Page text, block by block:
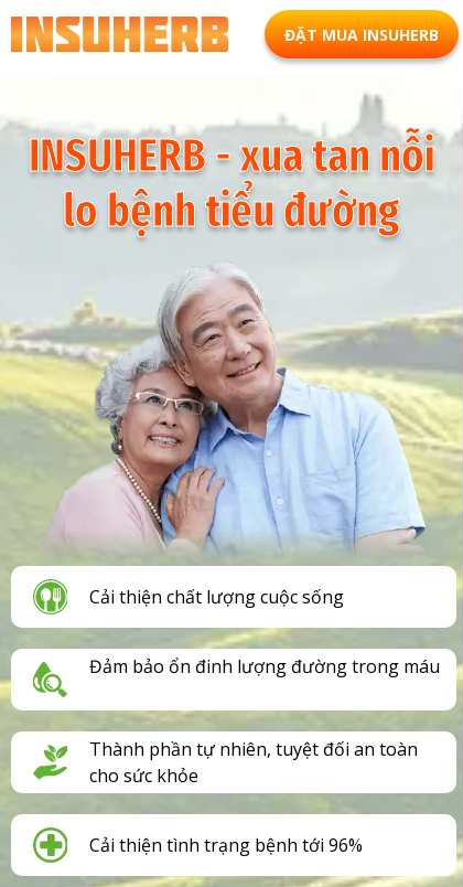
ĐẶT MUA INSUHERB
INSUHERB - xua tan nỗi
lo bệnh tiểu đường
Cải thiện chất lượng cuộc sống
Đảm bảo ổn đinh lượng đường trong máu
Thành phần tự nhiên, tuyệt đối an toàn
cho sức khỏe
Cải thiện tình trạng bệnh tới 96%